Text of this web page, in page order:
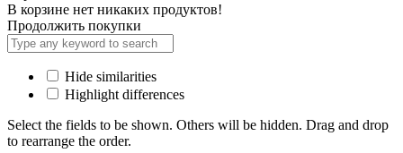
В корзине нет никаких продуктов!
Продолжить покупки
Hide similarities
Highlight differences
Select the fields to be shown. Others will be hidden. Drag and drop
to rearrange the order.